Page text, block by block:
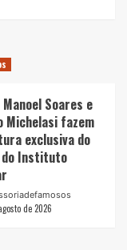
Soares e
Michelasi fazem
exclusiva do
do Instituto
de 2026